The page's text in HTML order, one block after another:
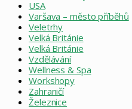
USA
Varšava – město příběhů
Veletrhy
Velká Británie
Velká Británie
Vzdělávání
Wellness & Spa
Workshopy
Zahraničí
Železnice